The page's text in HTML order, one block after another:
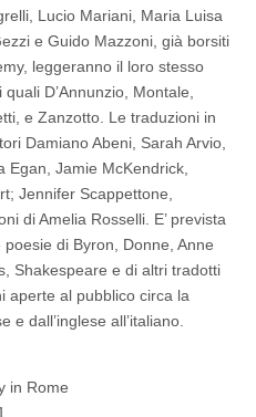
Lucio Mariani, Maria Luisa
e Guido Mazzoni, già borsiti
leggeranno il loro stesso
D’Annunzio, Montale,
e Zanzotto. Le traduzioni in
Damiano Abeni, Sarah Arvio,
Egan, Jamie McKendrick,
Jennifer Scappettone,
di Amelia Rosselli. E’ prevista
di Byron, Donne, Anne
Shakespeare e di altri tradotti
aperte al pubblico circa la
e dall’inglese all’italiano.
in Rome